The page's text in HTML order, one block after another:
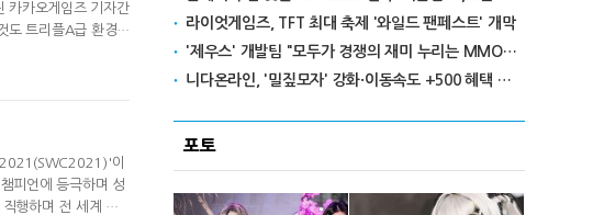
카카오게임즈 기자간
도 트리플A급 환경을
가야 할 길은 멀다.
2021(SWC2021)'이
피언에 등극하며 성
행하며 전 세계 팬
라이엇게임즈, TFT 최대 축제 '와일드 팬페스트' 개막
'제우스' 개발팀 "모두가 경쟁의 재미 누리는 MMORPG로 만들 것"
니다온라인, '밀짚모자' 강화·이동속도 +500 혜택 이벤트 진행
포토